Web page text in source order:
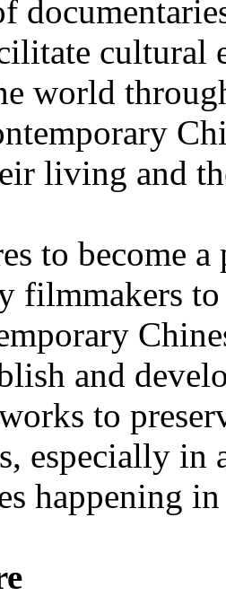
cultural
world
living and
to become
filmmakers to
and
to
especially in
happening